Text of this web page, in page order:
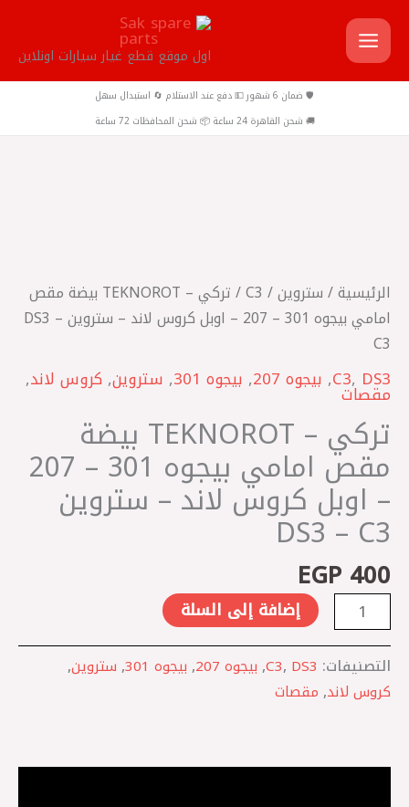
تخطي
إلى
المحتوى
اول موقع قطع غيار سيارات اونلاين
🛡️ ضمان 6 شهور 💵 دفع عند الاستلام 🔄 استبدال سهل
🚚 شحن القاهرة 24 ساعة 📦 شحن المحافظات 72 ساعة
الرئيسية/ ستروين/
C3
/ تركي – TEKNOROT بيضة مقص
امامي بيجوه 301 – 207 – اوبل كروس لاند – ستروين DS3 –
C3
C3, DS3
, بيجوه 207 , بيجوه 301 , ستروين, كروس لاند,
مقصات
تركي – TEKNOROT بيضة
مقص امامي بيجوه 301 – 207
– اوبل كروس لاند – ستروين
DS3 – C3
EGP 400
TEKNOROT
بيضة
مقص
بيجوه
301
-
207
اوبل
كروس
لاند
-
ستروين
DS3
-
C3
إضافة إلى السلة
التصنيفات: C3, DS3
, بيجوه 207 , بيجوه 301 , ستروين,
كروس لاند, مقصات